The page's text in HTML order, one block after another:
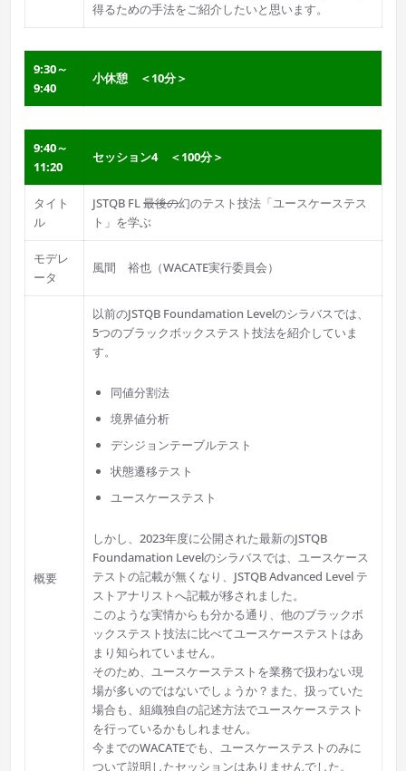
得るための手法をご紹介したいと思います。
9:30～
9:40
小休憩 ＜10分＞
9:40～
11:20
セッション4 ＜100分＞
タイト
ル
JSTQB FL最後の幻のテスト技法「ユースケーステス
ト」を学ぶ
モデレ
ータ
風間 裕也（WACATE実行委員会）
概要
以前のJSTQB Foundamation Levelのシラバスでは、
5つのブラックボックステスト技法を紹介していま
す。
同値分割法
境界値分析
デシジョンテーブルテスト
状態遷移テスト
ユースケーステスト
しかし、2023年度に公開された最新のJSTQB
Foundamation Levelのシラバスでは、ユースケース
テストの記載が無くなり、JSTQB Advanced Level テ
ストアナリストへ記載が移されました。
このような実情からも分かる通り、他のブラックボ
ックステスト技法に比べてユースケーステストはあ
まり知られていません。
そのため、ユースケーステストを業務で扱わない現
場が多いのではないでしょうか？また、扱っていた
場合も、組織独自の記述方法でユースケーステスト
を行っているかもしれません。
今までのWACATEでも、ユースケーステストのみに
ついて説明したセッションはありませんでした。